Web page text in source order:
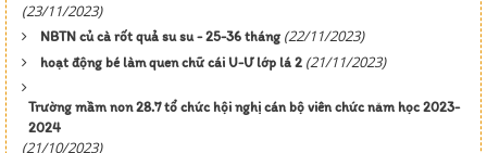
(23/11/2023)
NBTN củ cà rốt quả su su - 25-36 tháng (22/11/2023)
hoạt động bé làm quen chữ cái U-Ư lớp lá 2 (21/11/2023)
Trường mầm non 28.7 tổ chức hội nghị cán bộ viên chức năm học 2023-
2024
(21/10/2023)